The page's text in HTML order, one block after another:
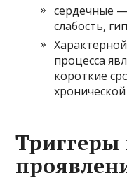
сердечные
слабость,
процесса
короткие
хронической
Триггеры